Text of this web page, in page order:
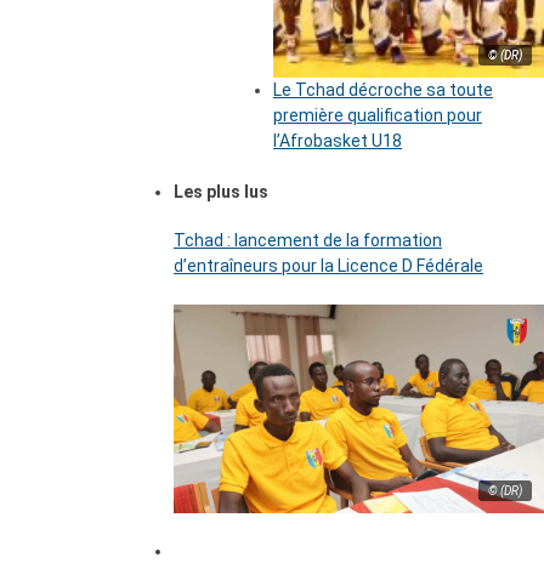
© (DR)
Le Tchad décroche sa toute
première qualification pour
l’Afrobasket U18
Les plus lus
Tchad : lancement de la formation
d’entraîneurs pour la Licence D Fédérale
© (DR)